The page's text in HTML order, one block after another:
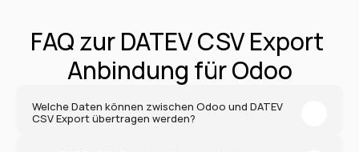
FAQ zur DATEV CSV Export
Anbindung für Odoo
Welche Daten können zwischen Odoo und DATEV
CSV Export übertragen werden?